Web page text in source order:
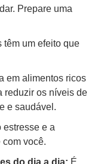
Prepare uma
têm um efeito que
em alimentos ricos
reduzir os níveis de
e saudável.
estresse e a
você.
do dia a dia: É